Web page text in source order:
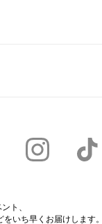
ト、
いち早くお届けします